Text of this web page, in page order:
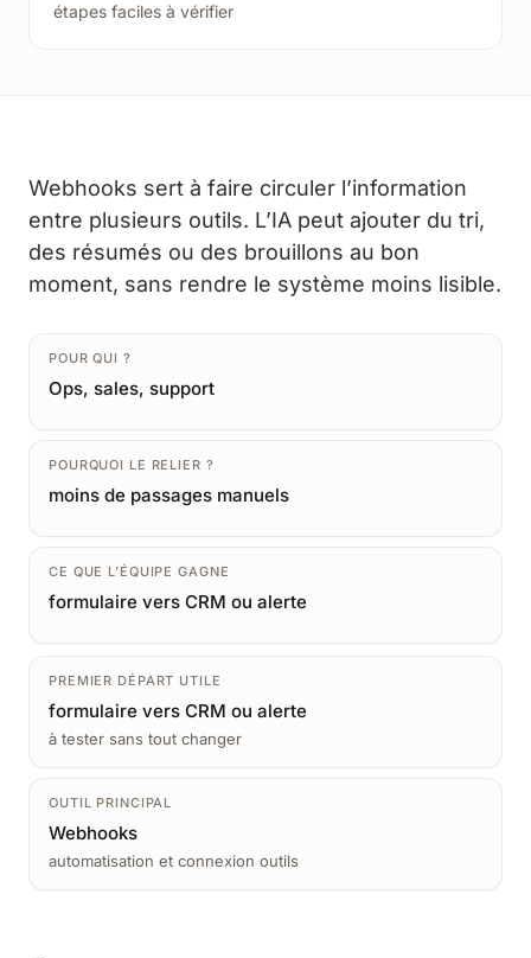
étapes faciles à vérifier
Webhooks sert à faire circuler l’information
entre plusieurs outils. L’IA peut ajouter du tri,
des résumés ou des brouillons au bon
moment, sans rendre le système moins lisible.
POUR QUI ?
Ops, sales, support
POURQUOI LE RELIER ?
moins de passages manuels
CE QUE L’ÉQUIPE GAGNE
formulaire vers CRM ou alerte
PREMIER DÉPART UTILE
formulaire vers CRM ou alerte
à tester sans tout changer
OUTIL PRINCIPAL
Webhooks
automatisation et connexion outils